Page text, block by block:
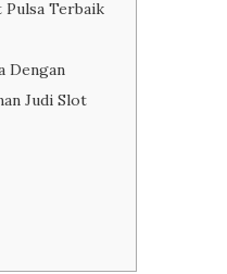
Pulsa Terbaik
Dengan
Judi Slot